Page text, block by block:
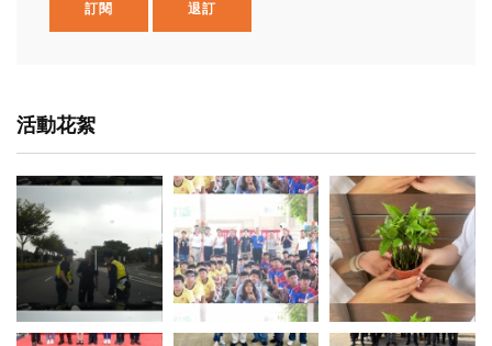
訂閱 退訂
活動花絮